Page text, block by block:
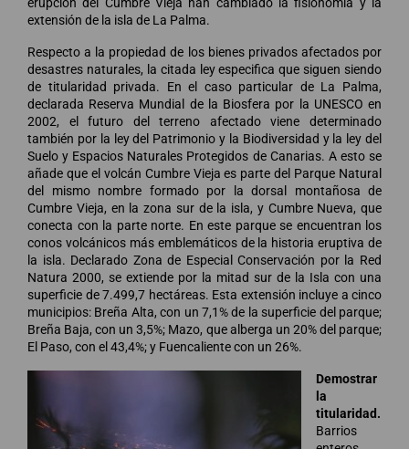
extensión de la isla de La Palma.
Respecto a la propiedad de los bienes privados afectados por
desastres naturales, la citada ley especifica que siguen siendo
de titularidad privada. En el caso particular de La Palma,
declarada Reserva Mundial de la Biosfera por la UNESCO en
2002, el futuro del terreno afectado viene determinado
también por la ley del Patrimonio y la Biodiversidad y la ley del
Suelo y Espacios Naturales Protegidos de Canarias. A esto se
añade que el volcán Cumbre Vieja es parte del Parque Natural
del mismo nombre formado por la dorsal montañosa de
Cumbre Vieja, en la zona sur de la isla, y Cumbre Nueva, que
conecta con la parte norte. En este parque se encuentran los
conos volcánicos más emblemáticos de la historia eruptiva de
la isla. Declarado Zona de Especial Conservación por la Red
Natura 2000, se extiende por la mitad sur de la Isla con una
superficie de 7.499,7 hectáreas. Esta extensión incluye a cinco
municipios: Breña Alta, con un 7,1% de la superficie del parque;
Breña Baja, con un 3,5%; Mazo, que alberga un 20% del parque;
El Paso, con el 43,4%; y Fuencaliente con un 26%.
Demostrar
la
titularidad.
Barrios